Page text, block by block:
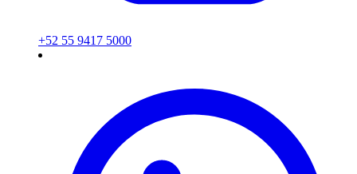
+52 55 9417 5000